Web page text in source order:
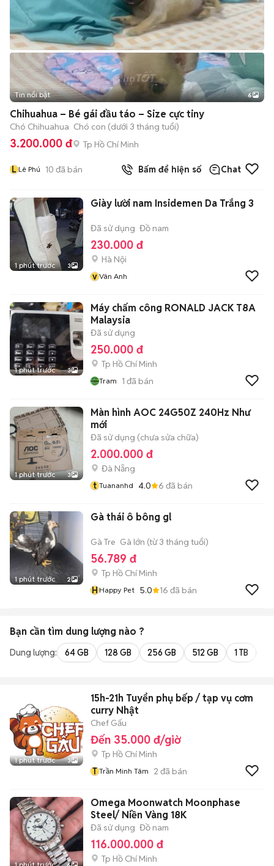
+2
Tin nổi bật 6
Chihuahua – Bé gái đầu táo – Size cực tiny
Chó Chihuahua Chó con (dưới 3 tháng tuổi)
3.200.000 đ Tp Hồ Chí Minh
L Lê Phú 10 đã bán Bấm để hiện số Chat
1 phút trước 3
Giày lười nam Insidemen Da Trắng 3
Đã sử dụng Đồ nam
230.000 đ
Hà Nội
v Vân Anh
1 phút trước 3
Máy chấm công RONALD JACK T8A
Malaysia
Đã sử dụng
250.000 đ
Tp Hồ Chí Minh
Tram 1 đã bán
1 phút trước 3
Màn hình AOC 24G50Z 240Hz Như
mới
Đã sử dụng (chưa sửa chữa)
2.000.000 đ
Đà Nẵng
t Tuananhd 4.0 6 đã bán
1 phút trước 2
Gà thái ô bông gl
Gà Tre Gà lớn (từ 3 tháng tuổi)
56.789 đ
Tp Hồ Chí Minh
HHappy Pet 5.0 16 đã bán
Bạn cần tìm dung lượng nào ?
Dung lượng: 64 GB 128 GB 256 GB 512 GB 1 TB
1 phút trước 3
15h-21h Tuyển phụ bếp / tạp vụ cơm
curry Nhật
Chef Gấu
Đến 35.000 đ/giờ
Tp Hồ Chí Minh
T Trần Minh Tâm 2 đã bán
Omega Moonwatch Moonphase
Steel/ Niền Vàng 18K
Đã sử dụng Đồ nam
116.000.000 đ
Tp Hồ Chí Minh